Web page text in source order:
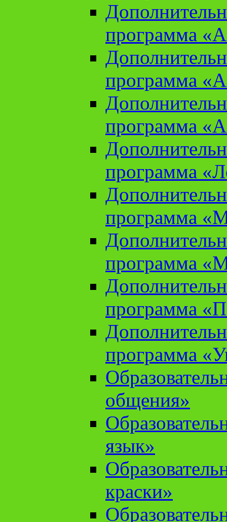
программа
программа
программа
программа
программа
программа
программа
программа
общения»
язык»
краски»